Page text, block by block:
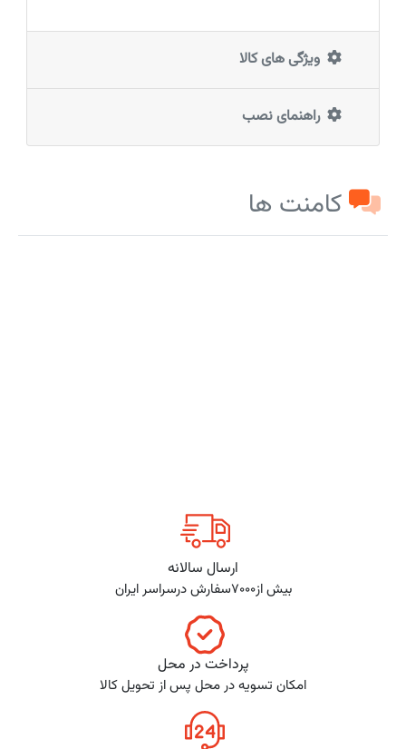
ویژگی های کالا
راهنمای نصب
کامنت ها
ارسال سالانه
بیش از7000سفارش درسراسر ایران
پرداخت در محل
امکان تسویه در محل پس از تحویل کالا